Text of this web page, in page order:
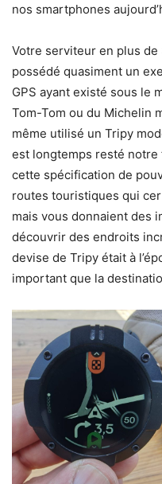
nos smartphones
Votre serviteur en plus de
possédé quasiment un
GPS ayant existé sous le
Tom-Tom ou du Michelin
même utilisé un Tripy
est longtemps resté notre
cette spécification de
routes touristiques qui
mais vous donnaient des
découvrir des endroits
devise de Tripy était à
important que la